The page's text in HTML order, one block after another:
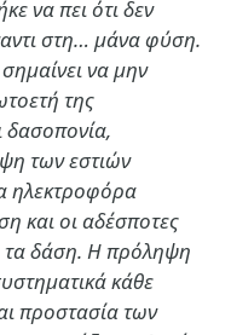
να πει ότι δεν
στη… μάνα φύση.
να μην
της
δασοπονία,
των εστιών
ηλεκτροφόρα
και οι αδέσποτες
τα δάση. Η πρόληψη
κάθε
προστασία των